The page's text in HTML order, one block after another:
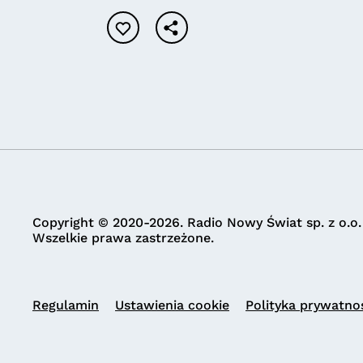
Copyright © 2020-2026. Radio Nowy Świat sp. z o.o.
Wszelkie prawa zastrzeżone.
Regulamin Ustawienia cookie Polityka